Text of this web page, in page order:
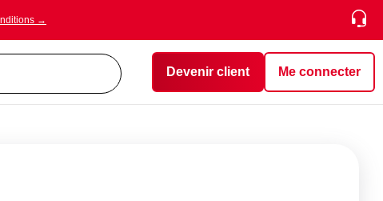
→
Devenir client Me connecter